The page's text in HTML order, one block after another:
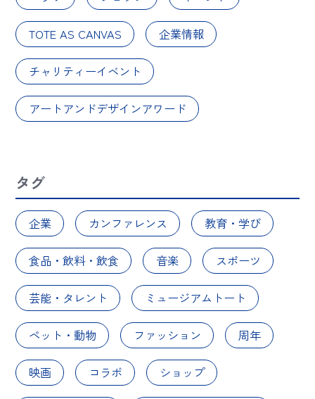
TOTE AS CANVAS 企業情報
チャリティーイベント
アートアンドデザインアワード
タグ
企業 カンファレンス 教育・学び
食品・飲料・飲食 音楽 スポーツ
芸能・タレント ミュージアムトート
ペット・動物 ファッション 周年
映画 コラボ ショップ